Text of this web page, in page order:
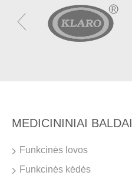
MEDICININIAI BALDAI
Funkcinės lovos
Funkcinės kėdės